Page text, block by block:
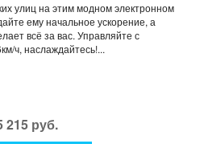
улиц на этим модном электронном
ему начальное ускорение, а
всё за вас. Управляйте с
ч, наслаждайтесь!...
215 руб.